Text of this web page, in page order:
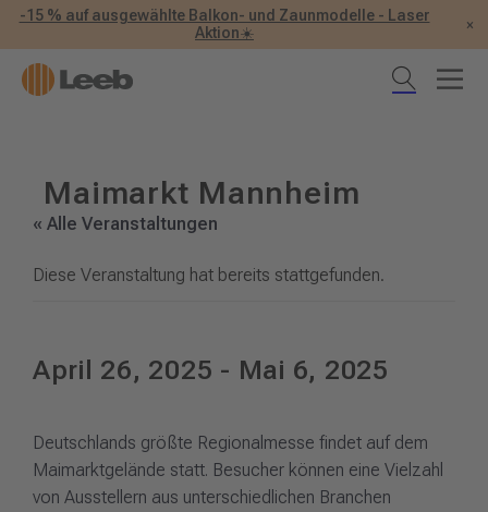
-15 % auf ausgewählte Balkon- und Zaunmodelle - Laser
Aktion☀️
×
Maimarkt Mannheim
« Alle Veranstaltungen
Diese Veranstaltung hat bereits stattgefunden.
April 26, 2025 - Mai 6, 2025
Deutschlands größte Regionalmesse findet auf dem
Maimarktgelände statt. Besucher können eine Vielzahl
von Ausstellern aus unterschiedlichen Branchen